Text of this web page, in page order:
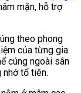
mặn, hỗ trợ
theo phong
của từng gia
cúng ngoài sân
nhớ tổ tiên.